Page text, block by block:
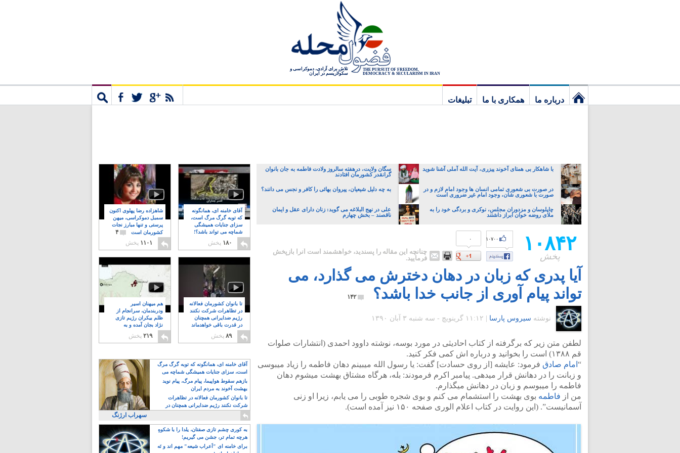
THE PURSUIT OF FREEDOM,
DEMOCRACY & SECULARISM IN IRAN
تلاش برای آزادی، دموکراسی و
سکولاریسم در ایران
درباره ما همکاری با ما
تبلیغات
با شاهکار بی همتای آخوند پیزری، آیت الله آملی آشنا شوید
سگان ولایت، درهفته سالروز ولادت فاطمه به جان بانوان
گرانقدر کشورمان افتادند
در صورت بی شعوری تمامی انسان ها وجود امام لازم و در
صورت با شعوری شان، وجود امام غیر ضروری است
به چه دلیل شیعیان، پیروان بهائی را کافر و نجس می دانند؟
چاپلوسان و مزدوران مجلس، نوکری و بردگی خود را به
ملای روضه خوان ابراز داشتند
علی در نهج البلاغه می گوید: زنان دارای عقل و ایمان
ناقصند – بخش چهارم
۱۰۸۴۲
پخش
۰ ۱۰۷۰۰
چنانچه این مقاله را پسندید، خواهشمند است آنرا بازپخش
فرمایید.
آیا پدری که زبان در دهان دخترش می گذارد، می
تواند پیام آوری از جانب خدا باشد؟
۱۴۲
نوشته سیروس پارسا ۱۱:۱۲ گرينويچ - سه شنبه ۳ آبان ۱۳۹۰
لطفن متن زیر که برگرفته از کتاب احادیثی در مورد بوسه، نوشته داوود احمدی (انتشارات صلوات
قم ۱۳۸۸) است را بخوانید و درباره اش کمی فکر کنید.
“ امام صادق فرمود: عایشه [از روی حسادت] گفت: یا رسول الله میبینم دهان فاطمه را زیاد میبوسی
و زبانت را در دهانش قرار میدهی. پیامبر اکرم فرمودند: بله، هرگاه مشتاق بهشت میشوم دهان
فاطمه را میبوسم و زبان در دهانش میگذارم.
من از فاطمه بوی بهشت را استشمام می کنم و بوی شجره طوبی را می یابم، زیرا او زنی
آسمانیست”. (این روایت در کتاب اعلام الوری صفحه ۱۵۰ نیز آمده است).
شاهزاده رضا پهلوی اکنون
سمبل دموکراسی، میهن
پرستی و تنها مبارز نجات
کشورمان است
۴
۱۱۰۱ پخش
آقای خامنه ای، همانگونه
که توبه گرگ مرگ است،
سزای جنایات همیشگی
شماچه می تواند باشد؟!
۸
۱۸۰ پخش
هم میهنان اسیر
ودربندمان، سرانجام از
ظلم بیکران رژیم تازی
نژاد بجان آمده و به
۲۱۹ پخش
تا بانوان کشورمان فعالانه
در تظاهرات شرکت نکنند
رژیم ضدایرانی همچنان
در قدرت باقی خواهدماند
۸
۸۹ پخش
آقای خامنه ای، همانگونه که توبه گرگ مرگ
است، سزای جنایات همیشگی شماچه می
تواند باشد؟!
بازهم سقوط هواپیما، پیام مرگ، پیام نوید
بهشت آخوند به مردم ایران
تا بانوان کشورمان فعالانه در تظاهرات
شرکت نکنند رژیم ضدایرانی همچنان در
قدرت باقی خواهدماند
سهراب ارژنگ
به کوری چشم تازی صفتان، یلدا را با شکوهِ
هرچه تمام تر، جشن می گیریم!
برای خامنه ای "اَعراب شیعه" مهم اند و نَه